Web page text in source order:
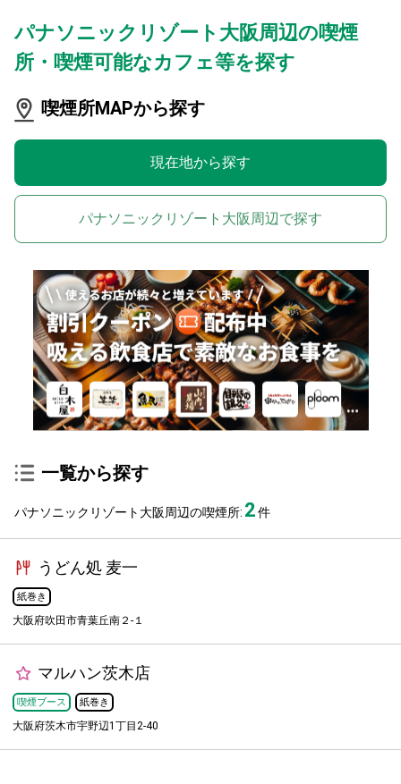
パナソニックリゾート大阪周辺の喫煙
所・喫煙可能なカフェ等を探す
喫煙所MAPから探す
現在地から探す
パナソニックリゾート大阪周辺で探す
一覧から探す
パナソニックリゾート大阪周辺の喫煙所: 2件
うどん処 麦一
紙巻き
大阪府吹田市青葉丘南２-１
マルハン茨木店
喫煙ブース 紙巻き
大阪府茨木市宇野辺1丁目2-40